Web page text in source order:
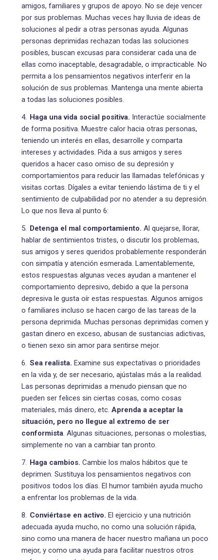
amigos, familiares y grupos de apoyo. No se deje vencer
por sus problemas. Muchas veces hay lluvia de ideas de
soluciones al pedir a otras personas ayuda. Algunas
personas deprimidas rechazan todas las soluciones
posibles, buscan excusas para considerar cada una de
ellas como inaceptable, desagradable, o impracticable. No
permita a los pensamientos negativos interferir en la
solución de sus problemas. Mantenga una mente abierta
a todas las soluciones posibles.
Haga una vida social positiva. Interactúe socialmente
de forma positiva. Muestre calor hacia otras personas,
teniendo un interés en ellas, desarrolle y comparta
intereses y actividades. Pida a sus amigos y seres
queridos a hacer caso omiso de su depresión y
comportamientos para reducir las llamadas telefónicas y
visitas cortas. Dígales a evitar teniendo lástima de ti y el
sentimiento de culpabilidad por no atender a su depresión.
Lo que nos lleva al punto 6:
Detenga el mal comportamiento. Al quejarse, llorar,
hablar de sentimientos tristes, o discutir los problemas,
sus amigos y seres queridos probablemente responderán
con simpatía y atención esmerada. Lamentablemente,
estos respuestas algunas veces ayudan a mantener el
comportamiento depresivo, debido a que la persona
depresiva le gusta oír estas respuestas. Algunos amigos
o familiares incluso se hacen cargo de las tareas de la
persona deprimida. Muchas personas deprimidas comen y
gastan dinero en exceso, abusan de sustancias adictivas,
o tienen sexo sin amor para sentirse mejor.
Sea realista. Examine sus expectativas o prioridades
en la vida y, de ser necesario, ajústalas más a la realidad.
Las personas deprimidas a menudo piensan que no
pueden ser felices sin ciertas cosas, como cosas
materiales, más dinero, etc. Aprenda a aceptar la
situación, pero no llegue al extremo de ser
conformista. Algunas situaciones, personas o molestias,
simplemente no van a cambiar tan pronto.
Haga cambios. Cambie los malos hábitos que te
deprimen. Sustituya los pensamientos negativos con
positivos todos los días. El humor también ayuda mucho
a enfrentar los problemas de la vida.
Conviértase en activo. El ejercicio y una nutrición
adecuada ayuda mucho, no como una solución rápida,
sino como una manera de hacer nuestro mañana un poco
mejor, y como una ayuda para facilitar nuestros otros